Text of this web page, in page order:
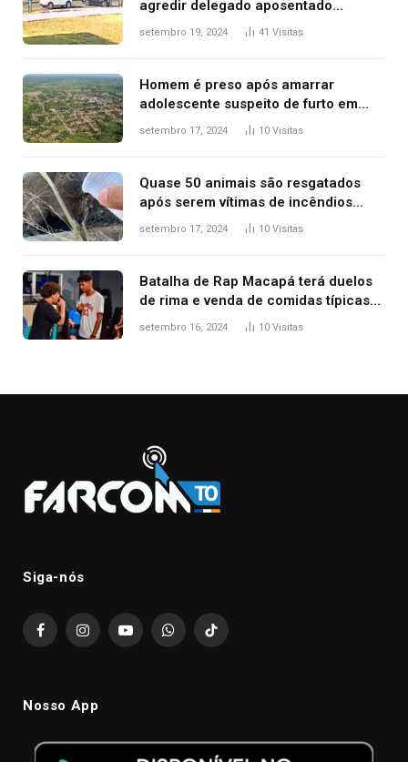
agredir delegado aposentado
durante confusão no trânsito
setembro 19, 2024 41 Visitas
Homem é preso após amarrar
adolescente suspeito de furto em
estaca de cerca e agredi-lo
setembro 17, 2024 10 Visitas
Quase 50 animais são resgatados
após serem vítimas de incêndios
florestais no Tocantins
setembro 17, 2024 10 Visitas
Batalha de Rap Macapá terá duelos
de rima e venda de comidas típicas
no Mercado Central
setembro 16, 2024 10 Visitas
Siga-nós
FacebookInstagramYouTubeWhatsAppTikTok
Nosso App